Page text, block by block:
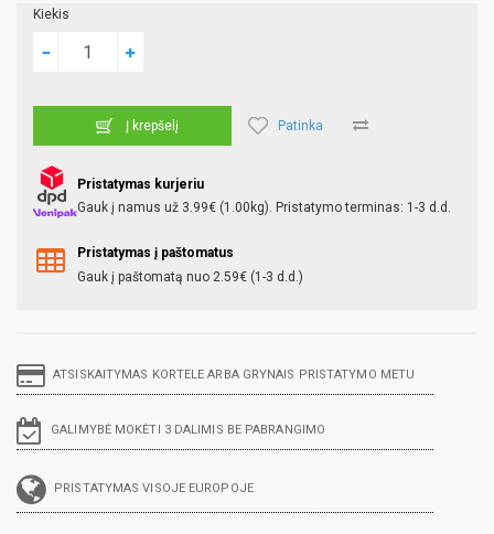
Kiekis
Į krepšelį Patinka
Pristatymas kurjeriu
Gauk į namus už 3.99€ (1.00kg). Pristatymo terminas: 1-3 d.d.
Pristatymas į paštomatus
Gauk į paštomatą nuo 2.59€ (1-3 d.d.)
ATSISKAITYMAS KORTELE ARBA GRYNAIS PRISTATYMO METU
GALIMYBĖ MOKĖTI 3 DALIMIS BE PABRANGIMO
PRISTATYMAS VISOJE EUROPOJE